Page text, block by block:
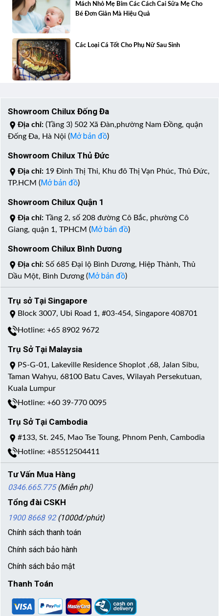
Mách Nhỏ Mẹ Bỉm Các Cách Cai Sữa Mẹ Cho
Bé Đơn Giản Mà Hiệu Quả
Các Loại Cá Tốt Cho Phụ Nữ Sau Sinh
Showroom Chilux Đống Đa
Địa chỉ: (Tầng 3) 502 Xã Đàn,phường Nam Đồng, quận
Đống Đa, Hà Nội (Mở bản đồ)
Showroom Chilux Thủ Đức
Địa chỉ: 19 Đinh Thị Thi, Khu đô Thị Vạn Phúc, Thủ Đức,
TP.HCM (Mở bản đồ)
Showroom Chilux Quận 1
Địa chỉ: Tầng 2, số 208 đường Cô Bắc, phường Cô
Giang, quận 1, TPHCM (Mở bản đồ)
Showroom Chilux Bình Dương
Địa chỉ: Số 685 Đại lộ Bình Dương, Hiệp Thành, Thủ
Dầu Một, Bình Dương (Mở bản đồ)
Trụ sở Tại Singapore
Block 3007, Ubi Road 1, #03-454, Singapore 408701
Hotline: +65 8902 9672
Trụ Sở Tại Malaysia
PS-G-01, Lakeville Residence Shoplot ,68, Jalan Sibu,
Taman Wahyu, 68100 Batu Caves, Wilayah Persekutuan,
Kuala Lumpur
Hotline: +60 39-770 0095
Trụ Sở Tại Cambodia
#133, St. 245, Mao Tse Toung, Phnom Penh, Cambodia
Hotline: +85512504411
Tư Vấn Mua Hàng
0346.665.775 (Miễn phí)
Tổng đài CSKH
1900 8668 92 (1000đ/phút)
Chính sách thanh toán
Chính sách bảo hành
Chính sách bảo mật
Thanh Toán